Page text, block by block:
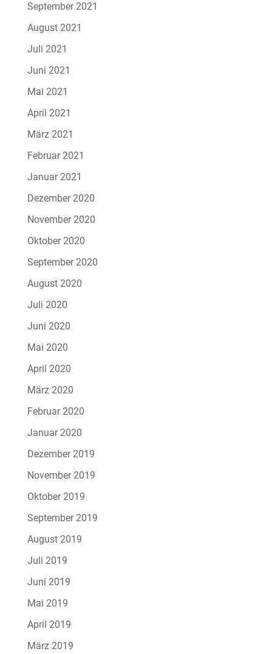
September 2021
August 2021
Juli 2021
Juni 2021
Mai 2021
April 2021
März 2021
Februar 2021
Januar 2021
Dezember 2020
November 2020
Oktober 2020
September 2020
August 2020
Juli 2020
Juni 2020
Mai 2020
April 2020
März 2020
Februar 2020
Januar 2020
Dezember 2019
November 2019
Oktober 2019
September 2019
August 2019
Juli 2019
Juni 2019
Mai 2019
April 2019
März 2019